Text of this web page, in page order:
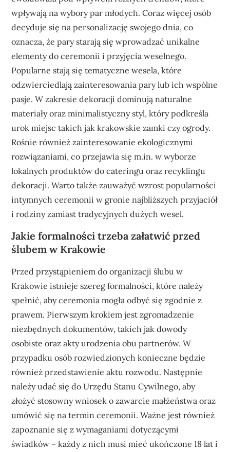
wpływają na wybory par młodych. Coraz więcej osób
decyduje się na personalizację swojego dnia, co
oznacza, że pary starają się wprowadzać unikalne
elementy do ceremonii i przyjęcia weselnego.
Popularne stają się tematyczne wesela, które
odzwierciedlają zainteresowania pary lub ich wspólne
pasje. W zakresie dekoracji dominują naturalne
materiały oraz minimalistyczny styl, który podkreśla
urok miejsc takich jak krakowskie zamki czy ogrody.
Rośnie również zainteresowanie ekologicznymi
rozwiązaniami, co przejawia się m.in. w wyborze
lokalnych produktów do cateringu oraz recyklingu
dekoracji. Warto także zauważyć wzrost popularności
intymnych ceremonii w gronie najbliższych przyjaciół
i rodziny zamiast tradycyjnych dużych wesel.
Jakie formalności trzeba załatwić przed
ślubem w Krakowie
Przed przystąpieniem do organizacji ślubu w
Krakowie istnieje szereg formalności, które należy
spełnić, aby ceremonia mogła odbyć się zgodnie z
prawem. Pierwszym krokiem jest zgromadzenie
niezbędnych dokumentów, takich jak dowody
osobiste oraz akty urodzenia obu partnerów. W
przypadku osób rozwiedzionych konieczne będzie
również przedstawienie aktu rozwodu. Następnie
należy udać się do Urzędu Stanu Cywilnego, aby
złożyć stosowny wniosek o zawarcie małżeństwa oraz
umówić się na termin ceremonii. Ważne jest również
zapoznanie się z wymaganiami dotyczącymi
świadków – każdy z nich musi mieć ukończone 18 lat i